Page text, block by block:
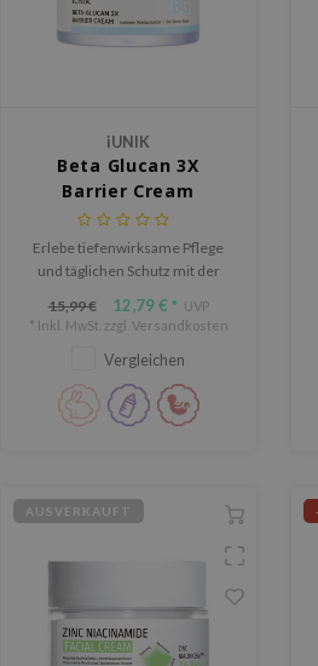
iUNIK
Beta Glucan 3X
Barrier Cream
Erlebe tiefenwirksame Pflege
und täglichen Schutz mit der
Cream – eine reichhaltige, aber
Stärkung der Hautbarriere und
für langanhaltende Hydratation.
15,99 € 12,79 € * UVP
* Inkl. MwSt. zzgl. Versandkosten
Vergleichen
AUSVERKAUFT